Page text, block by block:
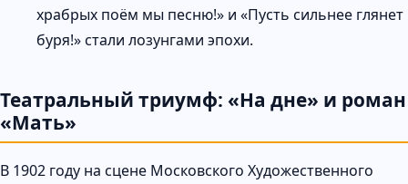
храбрых поём мы песню!» и «Пусть сильнее глянет
буря!» стали лозунгами эпохи.
Театральный триумф: «На дне» и роман
«Мать»
В 1902 году на сцене Московского Художественного